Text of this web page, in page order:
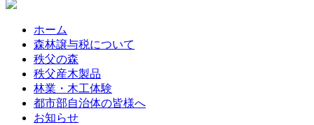
ホーム
森林譲与税について
秩父の森
秩父産木製品
林業・木工体験
都市部自治体の皆様へ
お知らせ